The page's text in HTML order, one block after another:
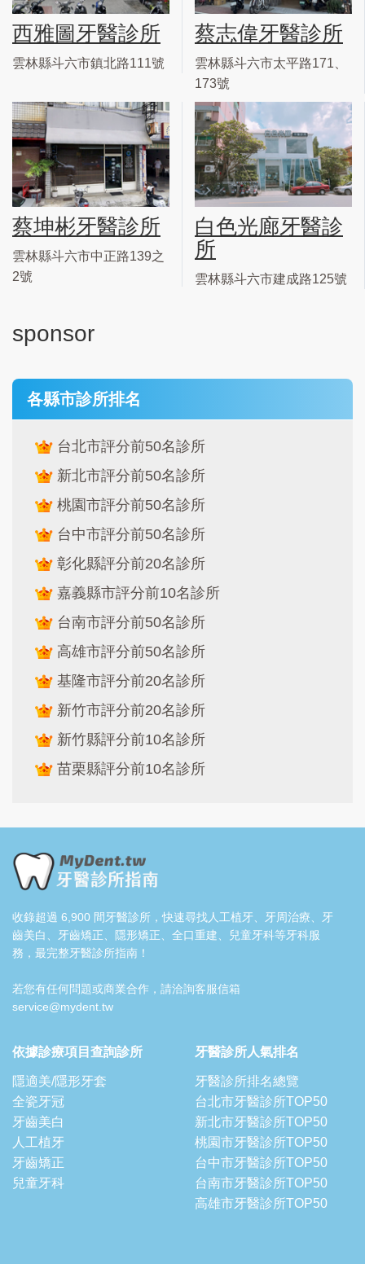
西雅圖牙醫診所
雲林縣斗六市鎮北路111號
蔡志偉牙醫診所
雲林縣斗六市太平路171、
173號
蔡坤彬牙醫診所
雲林縣斗六市中正路139之
2號
白色光廊牙醫診
所
雲林縣斗六市建成路125號
sponsor
各縣市診所排名
台北市評分前50名診所
新北市評分前50名診所
桃園市評分前50名診所
台中市評分前50名診所
彰化縣評分前20名診所
嘉義縣市評分前10名診所
台南市評分前50名診所
高雄市評分前50名診所
基隆市評分前20名診所
新竹市評分前20名診所
新竹縣評分前10名診所
苗栗縣評分前10名診所
收錄超過 6,900 間牙醫診所，快速尋找人工植牙、牙周治療、牙
齒美白、牙齒矯正、隱形矯正、全口重建、兒童牙科等牙科服
務，最完整牙醫診所指南！
若您有任何問題或商業合作，請洽詢客服信箱
service@mydent.tw
依據診療項目查詢診所
隱適美/隱形牙套
全瓷牙冠
牙齒美白
人工植牙
牙齒矯正
兒童牙科
牙醫診所人氣排名
牙醫診所排名總覽
台北市牙醫診所TOP50
新北市牙醫診所TOP50
桃園市牙醫診所TOP50
台中市牙醫診所TOP50
台南市牙醫診所TOP50
高雄市牙醫診所TOP50